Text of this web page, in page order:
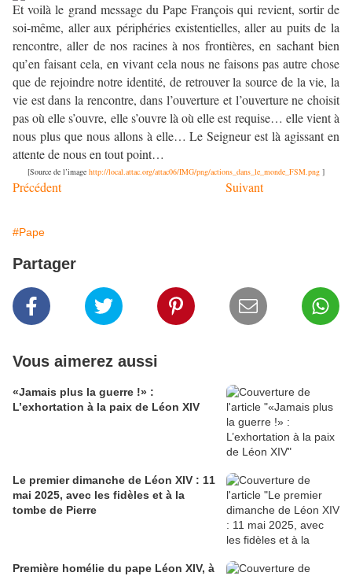
Et voilà le grand message du Pape François qui revient, sortir de
soi-même, aller aux périphéries existentielles, aller au puits de la
rencontre, aller de nos racines à nos frontières, en sachant bien
qu’en faisant cela, en vivant cela nous ne faisons pas autre chose
que de rejoindre notre identité, de retrouver la source de la vie, la
vie est dans la rencontre, dans l’ouverture et l’ouverture ne choisit
pas où elle s’ouvre, elle s’ouvre là où elle est requise… elle vient à
nous plus que nous allons à elle… Le Seigneur est là agissant en
attente de nous en tout point…
[Source de l’image http://local.attac.org/attac06/IMG/png/actions_dans_le_monde_FSM.png ]
Précédent Suivant
#Pape
Partager
Vous aimerez aussi
«Jamais plus la guerre !» :
L’exhortation à la paix de Léon XIV
Le premier dimanche de Léon XIV : 11
mai 2025, avec les fidèles et à la
tombe de Pierre
Première homélie du pape Léon XIV, à